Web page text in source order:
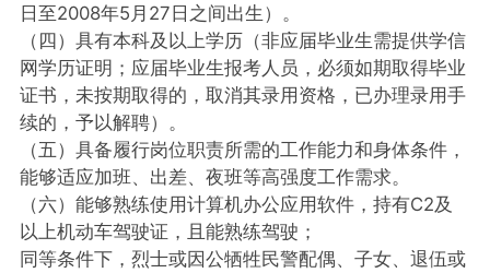
日至2008年5月27日之间出生）。
（四）具有本科及以上学历（非应届毕业生需提供学信
网学历证明；应届毕业生报考人员，必须如期取得毕业
证书，未按期取得的，取消其录用资格，已办理录用手
续的，予以解聘）。
（五）具备履行岗位职责所需的工作能力和身体条件，
能够适应加班、出差、夜班等高强度工作需求。
（六）能够熟练使用计算机办公应用软件，持有C2及
以上机动车驾驶证，且能熟练驾驶；
同等条件下，烈士或因公牺牲民警配偶、子女、退伍或